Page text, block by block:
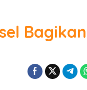
Bagikan